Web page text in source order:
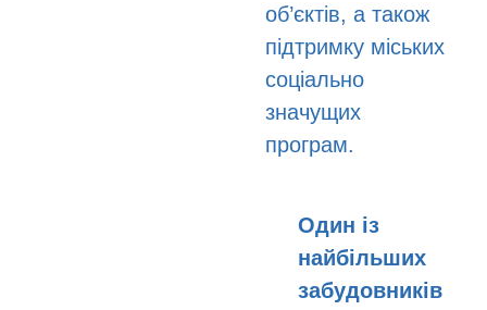
об’єктів, а також
підтримку міських
соціально
значущих
програм.
Один із
найбільших
забудовників